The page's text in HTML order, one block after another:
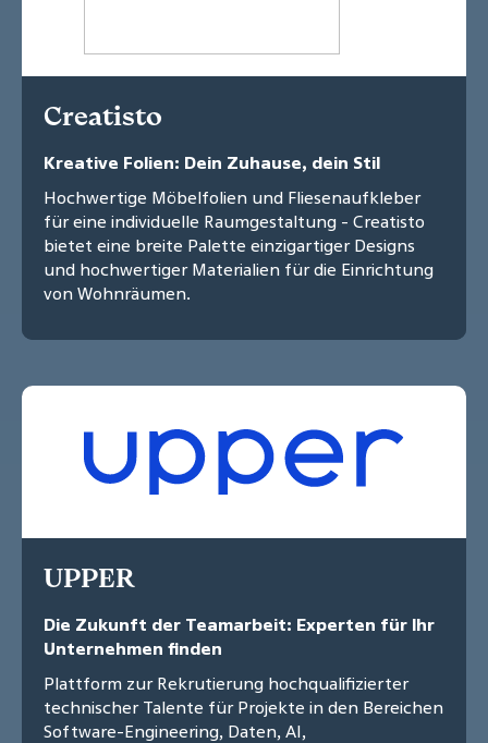
Creatisto
Kreative Folien: Dein Zuhause, dein Stil
Hochwertige Möbelfolien und Fliesenaufkleber
für eine individuelle Raumgestaltung - Creatisto
bietet eine breite Palette einzigartiger Designs
und hochwertiger Materialien für die Einrichtung
von Wohnräumen.
UPPER
Die Zukunft der Teamarbeit: Experten für Ihr
Unternehmen finden
Plattform zur Rekrutierung hochqualifizierter
technischer Talente für Projekte in den Bereichen
Software-Engineering, Daten, AI,